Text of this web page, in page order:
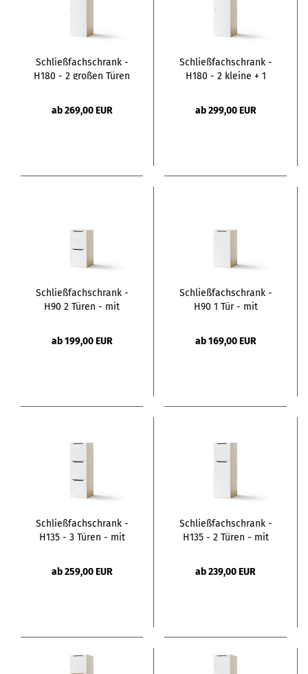
Schließfachschrank -
H180 - 2 großen Türen
ab 269,00 EUR
Schließfachschrank -
H180 - 2 kleine + 1
ab 299,00 EUR
Schließfachschrank -
H90 2 Türen - mit
ab 199,00 EUR
Schließfachschrank -
H90 1 Tür - mit
ab 169,00 EUR
Schließfachschrank -
H135 - 3 Türen - mit
ab 259,00 EUR
Schließfachschrank -
H135 - 2 Türen - mit
ab 239,00 EUR